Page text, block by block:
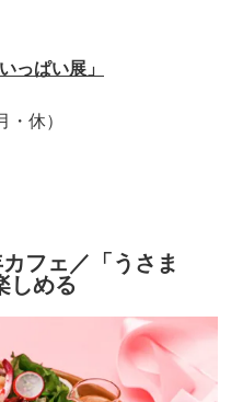
っぱい展」
休）
フェ／「うさま
しめる